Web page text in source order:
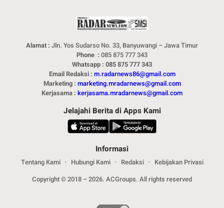
Alamat : Jln. Yos Sudarso No. 33, Banyuwangi – Jawa Timur
Phone : 085 875 777 343
Whatsapp : 085 875 777 343
Email Redaksi : m.radarnews86@gmail.com
Marketing : marketing.mradarnews@gmail.com
Kerjasama : kerjasama.mradarnews@gmail.com
Jelajahi Berita di Apps Kami
Informasi
Tentang Kami Hubungi Kami Redaksi
Kebijakan Privasi
Copyright © 2018 – 2026. ACGroups. All rights reserved